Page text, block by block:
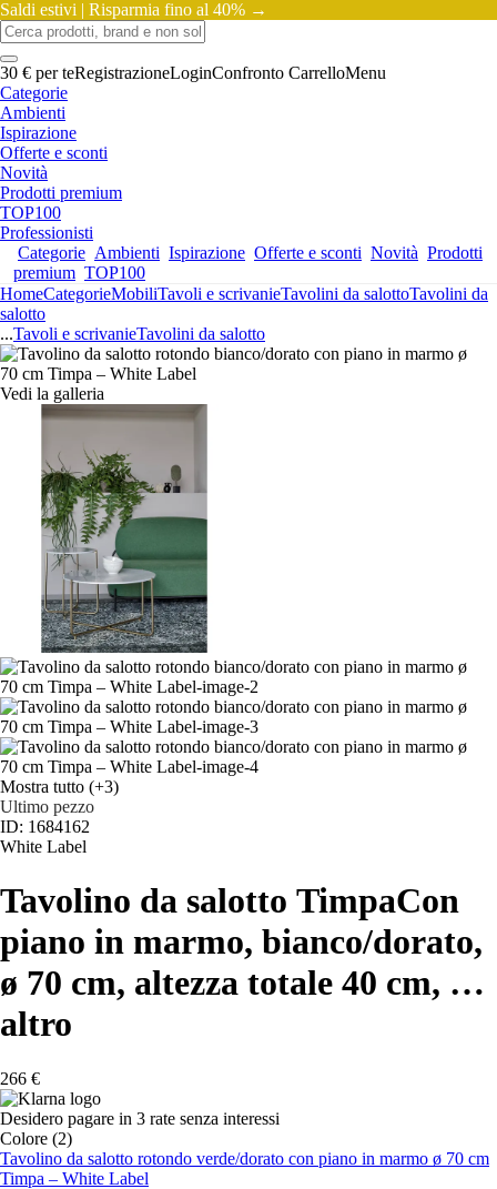
Saldi estivi | Risparmia fino al 40% →
30 € per teRegistrazioneLoginConfronto CarrelloMenu
Categorie
Ambienti
Ispirazione
Offerte e sconti
Novità
Prodotti premium
TOP100
Professionisti
Categorie Ambienti Ispirazione Offerte e sconti Novità Prodotti
premium TOP100
HomeCategorieMobiliTavoli e scrivanieTavolini da salottoTavolini da
salotto
...Tavoli e scrivanieTavolini da salotto
Vedi la galleria
Mostra tutto (+3)
Ultimo pezzo
ID: 1684162
White Label
Tavolino da salotto TimpaCon
piano in marmo, bianco/dorato,
ø 70 cm, altezza totale 40 cm, …
altro
266 €
Desidero pagare in 3 rate senza interessi
Colore (2)
Tavolino da salotto rotondo verde/dorato con piano in marmo ø 70 cm
Timpa – White Label